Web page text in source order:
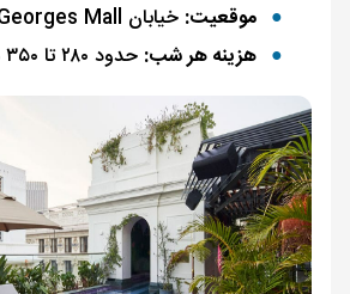
موقعیت: خیابان St Georges Mall، مرکز شهر
هزینه هر شب: حدود ۲۸۰ تا ۳۵۰ دلار آمریکا